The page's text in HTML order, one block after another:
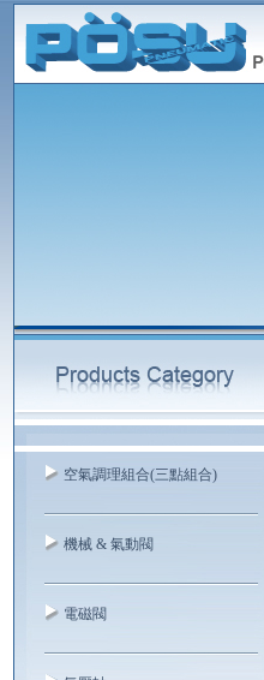
空氣調理組合(三點組合)
機械 & 氣動閥
電磁閥